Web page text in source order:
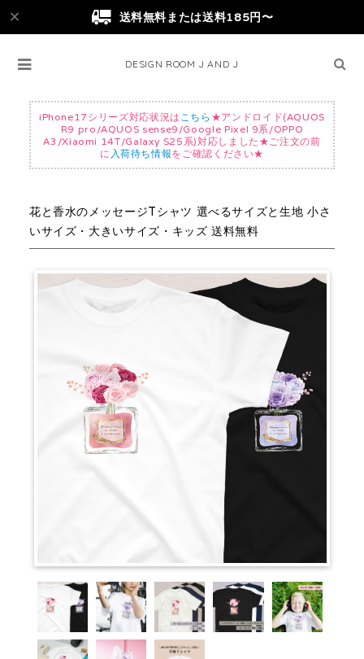
送料無料または送料185円〜
DESIGN ROOM J AND J
iPhone17シリーズ対応状況は こちら ★アンドロイド(AQUOS
R9 pro/AQUOS sense9/Google Pixel 9系/OPPO
A3/Xiaomi 14T/Galaxy S25系)対応しました★ご注文の前
に 入荷待ち情報をご確認ください★
花と香水のメッセージTシャツ 選べるサイズと生地 小さ
いサイズ・大きいサイズ・キッズ 送料無料